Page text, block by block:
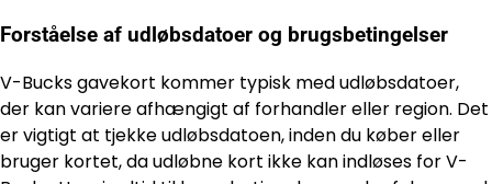
Forståelse af udløbsdatoer og brugsbetingelser
V-Bucks gavekort kommer typisk med udløbsdatoer,
der kan variere afhængigt af forhandler eller region. Det
er vigtigt at tjekke udløbsdatoen, inden du køber eller
bruger kortet, da udløbne kort ikke kan indløses for V-